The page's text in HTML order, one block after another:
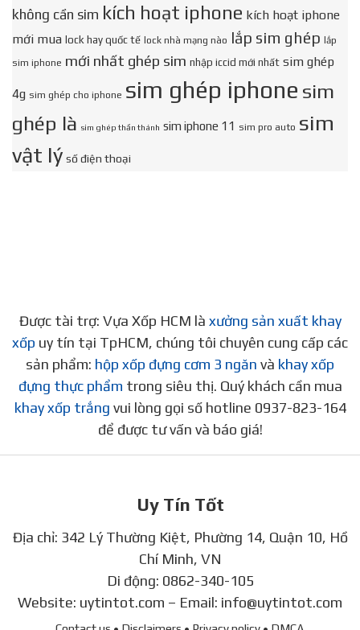
không cần sim kích hoạt iphone kích hoạt iphone
mới mua lock hay quốc tế lock nhà mạng nào lắp sim ghép lắp
sim iphone mới nhất ghép sim nhập iccid mới nhất sim ghép
4g sim ghép cho iphone sim ghép iphone sim
ghép là sim ghép thần thánh sim iphone 11 sim pro auto sim
vật lý số điện thoại
Được tài trợ: Vựa Xốp HCM là xưởng sản xuất khay
xốp uy tín tại TpHCM, chúng tôi chuyên cung cấp các
sản phẩm: hộp xốp đựng cơm 3 ngăn và khay xốp
đựng thực phẩm trong siêu thị. Quý khách cần mua
khay xốp trắng vui lòng gọi số hotline 0937-823-164
để được tư vấn và báo giá!
Uy Tín Tốt
Địa chỉ: 342 Lý Thường Kiệt, Phường 14, Quận 10, Hồ
Chí Minh, VN
Di động: 0862-340-105
Website: uytintot.com – Email: info@uytintot.com